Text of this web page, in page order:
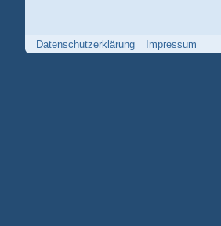
Datenschutzerklärung Impressum